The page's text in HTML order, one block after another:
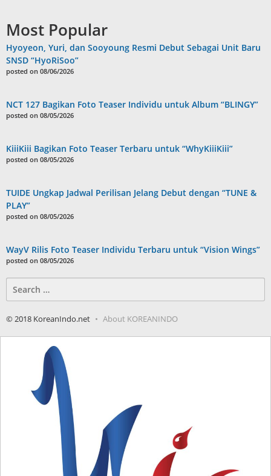
Most Popular
Hyoyeon, Yuri, dan Sooyoung Resmi Debut Sebagai Unit Baru
SNSD “HyoRiSoo”
posted on 08/06/2026
NCT 127 Bagikan Foto Teaser Individu untuk Album “BLINGY”
posted on 08/05/2026
KiiiKiii Bagikan Foto Teaser Terbaru untuk “WhyKiiiKiii”
posted on 08/05/2026
TUIDE Ungkap Jadwal Perilisan Jelang Debut dengan “TUNE &
PLAY”
posted on 08/05/2026
WayV Rilis Foto Teaser Individu Terbaru untuk “Vision Wings”
posted on 08/05/2026
for:
© 2018 KoreanIndo.net About KOREANINDO